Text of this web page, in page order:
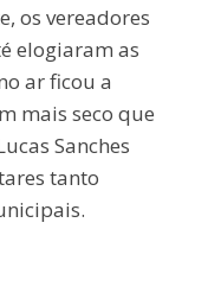
os vereadores
elogiaram as
ar ficou a
mais seco que
Sanches
tanto